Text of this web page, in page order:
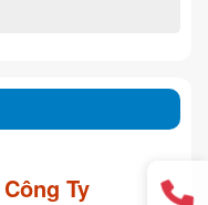
Công Ty